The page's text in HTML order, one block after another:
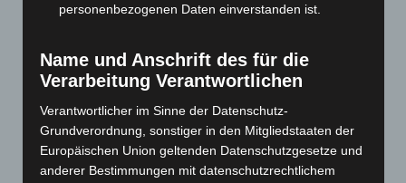
November 2023(130)
September 2023 (133)
Juli 2023
(118)
Juni 2023(142)
Mai 2023 (139)
personenbezogenen Daten einverstanden ist.
Name und Anschrift des für die
Verarbeitung Verantwortlichen
Verantwortlicher im Sinne der Datenschutz-
Grundverordnung, sonstiger in den Mitgliedstaaten der
Europäischen Union geltenden Datenschutzgesetze und
anderer Bestimmungen mit datenschutzrechtlichem